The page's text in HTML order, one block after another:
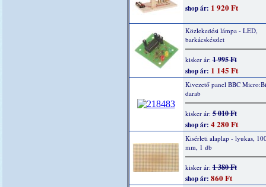
shop ár: 1 920 Ft
Közlekedési lámpa - LED,
barkácskészlet
kisker ár:1 995 Ft
shop ár: 1 145 Ft
Kivezető panel BBC
darab
kisker ár:5 010 Ft
shop ár: 4 280 Ft
Kisérleti alaplap - lyukas,
mm, 1 db
kisker ár:1 380 Ft
shop ár: 860 Ft